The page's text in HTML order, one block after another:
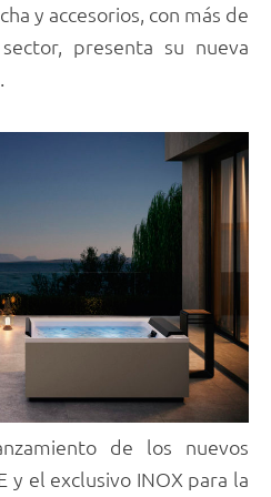
y accesorios, con más de
presenta su nueva
de los nuevos
y el exclusivo INOX para la